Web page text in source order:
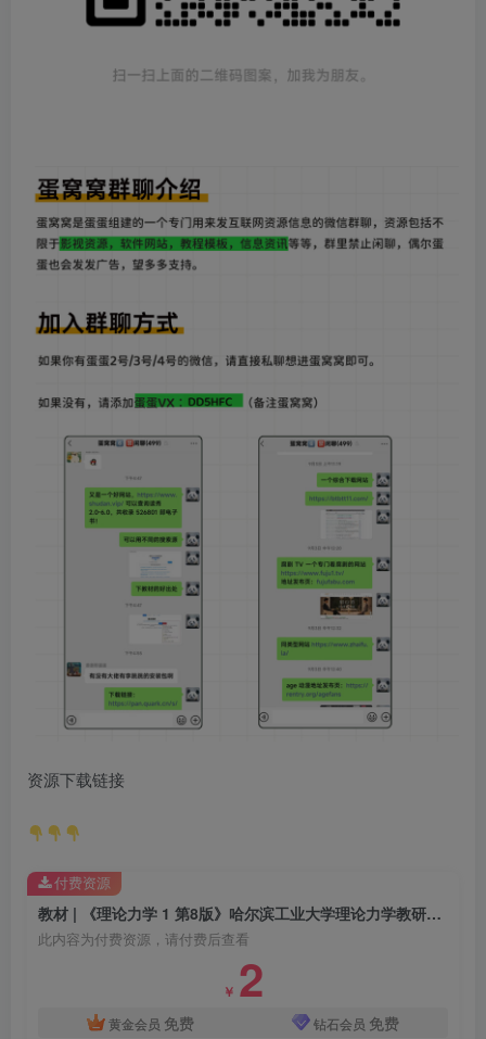
资源下载链接
教材 | 《理论力学 1 第8版》哈尔滨工业大学理论力学教研室编pdf电子书下载
此内容为付费资源，请付费后查看
￥ 2
黄金会员 免费 钻石会员 免费
付费资源